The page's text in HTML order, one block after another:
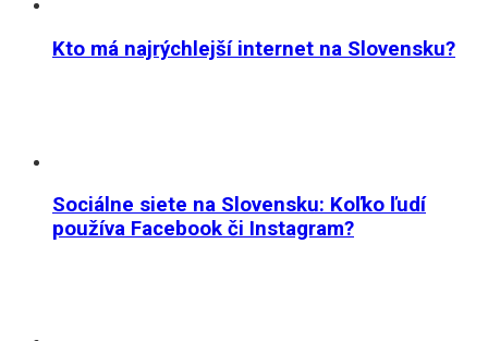
Kto má najrýchlejší internet na Slovensku?
Sociálne siete na Slovensku: Koľko ľudí
používa Facebook či Instagram?